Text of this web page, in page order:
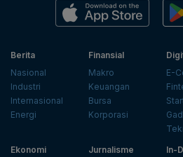
Berita
Nasional
Industri
Internasional
Energi
Finansial
Makro
Keuangan
Bursa
Korporasi
E-
Ekonomi
Jurnalisme
In-